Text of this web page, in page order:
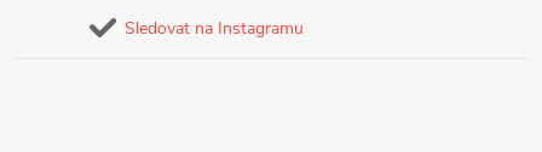
Sledovat na Instagramu